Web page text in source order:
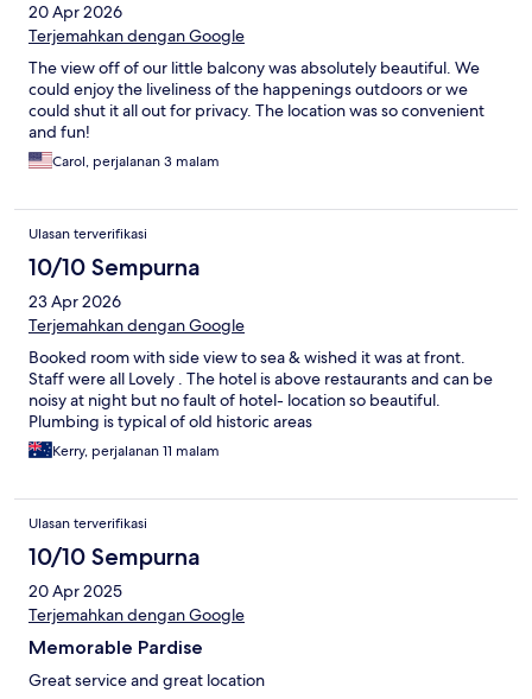
20 Apr 2026
Terjemahkan dengan Google
The view off of our little balcony was absolutely beautiful. We
could enjoy the liveliness of the happenings outdoors or we
could shut it all out for privacy. The location was so convenient
and fun!
Carol, perjalanan 3 malam
Ulasan terverifikasi
10/10 Sempurna
23 Apr 2026
Terjemahkan dengan Google
Booked room with side view to sea & wished it was at front.
Staff were all Lovely . The hotel is above restaurants and can be
noisy at night but no fault of hotel- location so beautiful.
Plumbing is typical of old historic areas
Kerry, perjalanan 11 malam
Ulasan terverifikasi
10/10 Sempurna
20 Apr 2025
Terjemahkan dengan Google
Memorable Pardise
Great service and great location